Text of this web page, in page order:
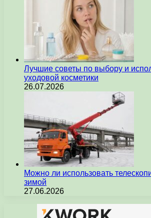
Лучшие советы по выбору и
уходовой косметики
26.07.2026
Можно ли использовать
зимой
27.06.2026